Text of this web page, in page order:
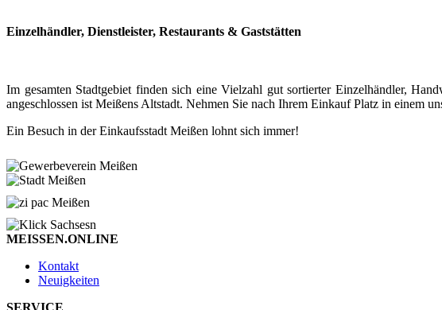
Einzelhändler, Dienstleister, Restaurants & Gaststätten
Im gesamten Stadtgebiet finden sich eine Vielzahl gut sortierter Einzelhändler,
angeschlossen ist Meißens Altstadt. Nehmen Sie nach Ihrem Einkauf Platz in einem
Ein Besuch in der Einkaufsstadt Meißen lohnt sich immer!
MEISSEN.ONLINE
Kontakt
Neuigkeiten
SERVICE